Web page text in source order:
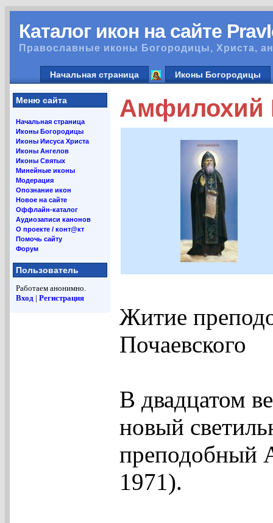
Каталог икон на сайте
Православные иконы Богородицы, Христа,
Начальная страница Иконы Богородицы
Меню сайта
Начальная страница
Иконы Богородицы
Иконы Иисуса Христа
Иконы Ангелов
Иконы Святых
Минейные иконы
Модерация
Опознание икон
Новое на сайте
Оффлайн-каталог
Аудиозаписи канонов
О проекте / конт@кт
Помочь сайту
Форум
Пользователь
Работаем анонимно.
Вход | Регистрация
Амфилохий
Житие
Почаевского
В двадцатом
новый
преподобный
1971).